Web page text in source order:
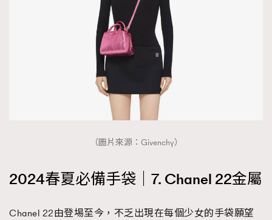
（圖片來源：Givenchy）
2024春夏必備手袋｜7. Chanel 22金屬
Chanel 22由登埸至今，不乏出現在每個少女的手袋願望